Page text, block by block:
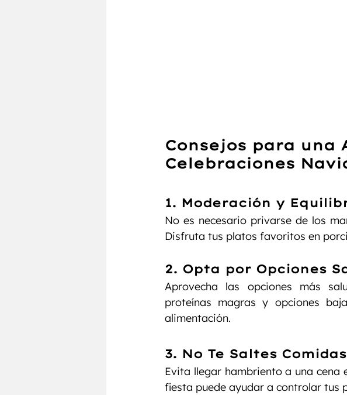
Consejos para una
Celebraciones
1. Moderación y
No es necesario privarse de los
Disfruta tus platos favoritos en
2. Opta por Opciones
Aprovecha las opciones más
proteínas magras y opciones
alimentación.
3. No Te Saltes Comidas
Evita llegar hambriento a una cena
fiesta puede ayudar a controlar tus